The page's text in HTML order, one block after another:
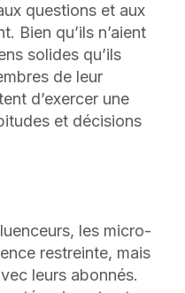
questions et aux
Bien qu’ils n’aient
solides qu’ils
de leur
d’exercer une
et décisions
les micro-
restreinte, mais
leurs abonnés.